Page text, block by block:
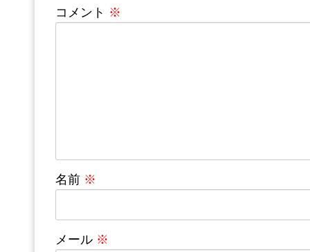
コメント ※
名前 ※
メール ※